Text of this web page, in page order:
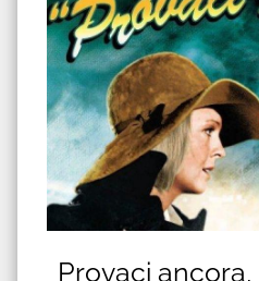
Provaci ancora,